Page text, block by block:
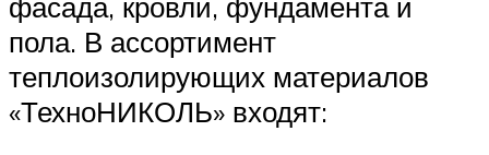
пола. В ассортимент
теплоизолирующих материалов
«ТехноНИКОЛЬ» входят: